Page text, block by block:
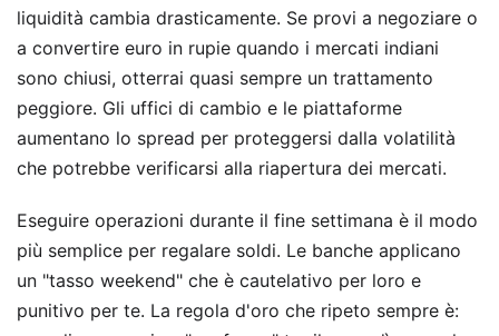
liquidità cambia drasticamente. Se provi a negoziare o
a convertire euro in rupie quando i mercati indiani
sono chiusi, otterrai quasi sempre un trattamento
peggiore. Gli uffici di cambio e le piattaforme
aumentano lo spread per proteggersi dalla volatilità
che potrebbe verificarsi alla riapertura dei mercati.
Eseguire operazioni durante il fine settimana è il modo
più semplice per regalare soldi. Le banche applicano
un "tasso weekend" che è cautelativo per loro e
punitivo per te. La regola d'oro che ripeto sempre è: